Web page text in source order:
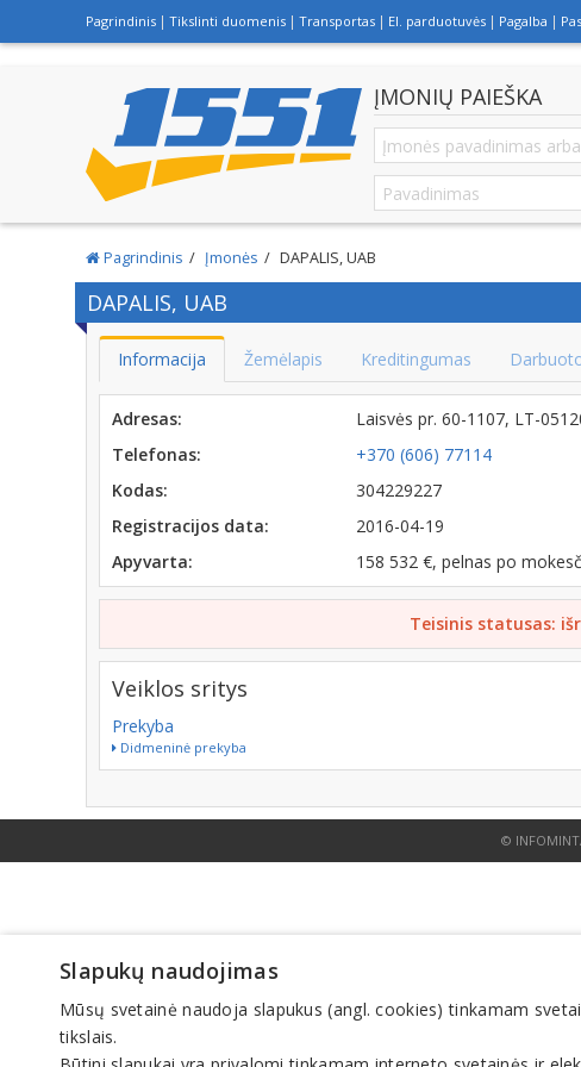
Pagrindinis Tikslinti duomenis Transportas El. parduotuvės Pagalba
ĮMONIŲ PAIEŠKA
Pagrindinis Įmonės DAPALIS, UAB
DAPALIS, UAB
Informacija Žemėlapis Kreditingumas
Adresas:
Laisvės pr. 60-1107, LT-
Telefonas:
+370 (606) 77114
Kodas:
304229227
Registracijos data:
2016-04-19
Apyvarta:
158 532 €, pelnas po
Teisinis statusas:
Veiklos sritys
Prekyba
Didmeninė prekyba
©
Slapukų naudojimas
Mūsų svetainė naudoja slapukus (angl. cookies) tinkamam
tikslais.